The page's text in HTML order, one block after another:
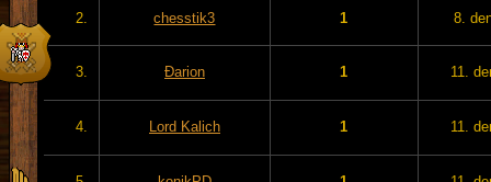
2. chesstik3 1 8.
3. Đarion 1 11.
4. Lord Kalich 1 11.